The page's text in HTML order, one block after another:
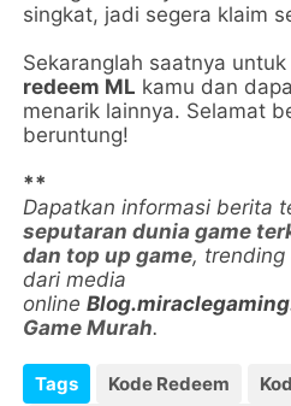
singkat, jadi segera klaim
Sekaranglah saatnya untuk
redeem ML kamu dan
menarik lainnya. Selamat
beruntung!
**
Dapatkan informasi berita
seputaran dunia game
dan top up game, trending
dari media
online
Game Murah.
Tags Kode Redeem